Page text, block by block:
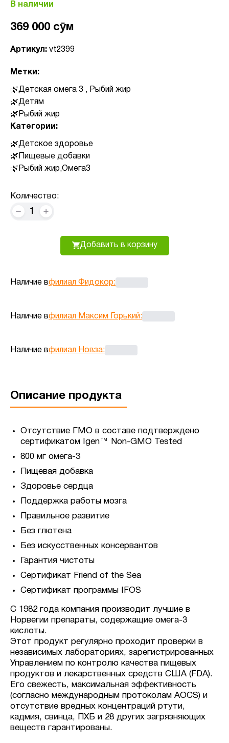
В наличии
369 000 сӯм
Артикул: vt2399
Метки:
Детская омега 3 , Рыбий жир
Детям
Рыбий жир
Категории:
Детское здоровье
Пищевые добавки
Рыбий жир,Омега3
Количество:
1
Добавить в корзину
Наличие вфилиал Фидокор:
Наличие вфилиал Максим Горький:
Наличие вфилиал Новза:
Описание продукта
Отсутствие ГМО в составе подтверждено
сертификатом Igen™ Non-GMO Tested
800 мг омега-3
Пищевая добавка
Здоровье сердца
Поддержка работы мозга
Правильное развитие
Без глютена
Без искусственных консервантов
Гарантия чистоты
Сертификат Friend of the Sea
Сертификат программы IFOS
С 1982 года компания производит лучшие в
Норвегии препараты, содержащие омега-3
кислоты.
Этот продукт регулярно проходит проверки в
независимых лабораториях, зарегистрированных
Управлением по контролю качества пищевых
продуктов и лекарственных средств США (FDA).
Его свежесть, максимальная эффективность
(согласно международным протоколам AOCS) и
отсутствие вредных концентраций ртути,
кадмия, свинца, ПХБ и 28 других загрязняющих
веществ гарантированы.